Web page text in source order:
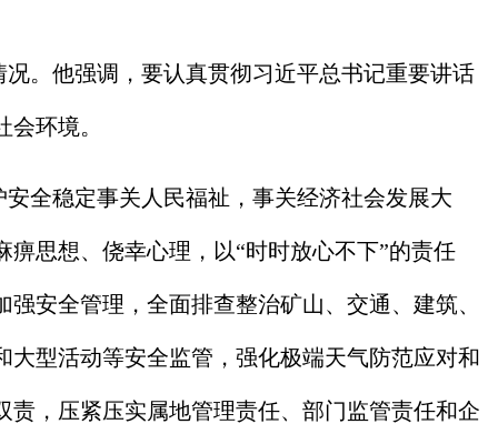
。他强调，要认真贯彻习近平总书记重要讲话
环境。
全稳定事关人民福祉，事关经济社会发展大
思想、侥幸心理，以“时时放心不下”的责任
安全管理，全面排查整治矿山、交通、建筑、
型活动等安全监管，强化极端天气防范应对和
，压紧压实属地管理责任、部门监管责任和企